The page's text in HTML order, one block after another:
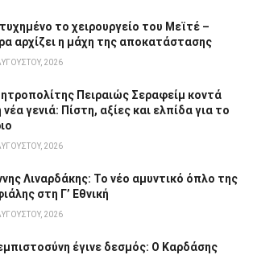
το χειρουργείο του Μεϊτέ –
αρχίζει η μάχη της αποκατάστασης
2026
Πειραιώς Σεραφείμ κοντά
νέα γενιά: Πίστη, αξίες και ελπίδα για το
2026
Λιναρδάκης: Το νέο αμυντικό όπλο της
στη Γ’ Εθνική
2026
έγινε δεσμός: Ο Καρδάσης